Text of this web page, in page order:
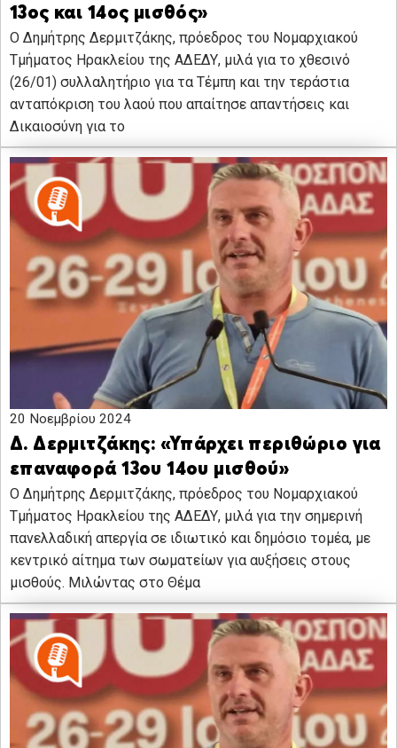
13ος και 14ος μισθός»
Ο Δημήτρης Δερμιτζάκης, πρόεδρος του Νομαρχιακού
Τμήματος Ηρακλείου της ΑΔΕΔΥ, μιλά για το χθεσινό
(26/01) συλλαλητήριο για τα Τέμπη και την τεράστια
ανταπόκριση του λαού που απαίτησε απαντήσεις και
Δικαιοσύνη για το
20 Νοεμβρίου 2024
Δ. Δερμιτζάκης: «Υπάρχει περιθώριο για
επαναφορά 13ου 14ου μισθού»
Ο Δημήτρης Δερμιτζάκης, πρόεδρος του Νομαρχιακού
Τμήματος Ηρακλείου της ΑΔΕΔΥ, μιλά για την σημερινή
πανελλαδική απεργία σε ιδιωτικό και δημόσιο τομέα, με
κεντρικό αίτημα των σωματείων για αυξήσεις στους
μισθούς. Μιλώντας στο Θέμα